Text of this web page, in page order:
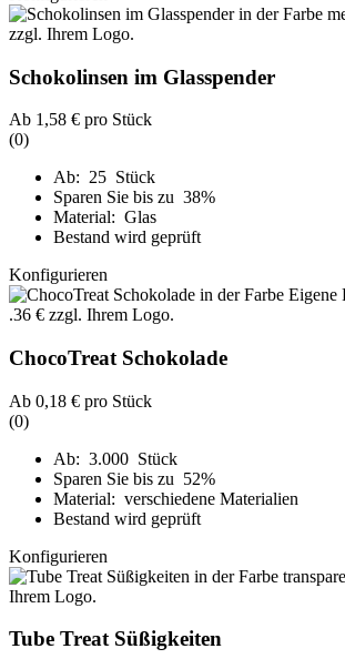
Schokolinsen im Glasspender
Ab 1,58 € pro Stück
(0)
Ab: 25 Stück
Sparen Sie bis zu 38%
Material: Glas
Bestand wird geprüft
Konfigurieren
ChocoTreat Schokolade
Ab 0,18 € pro Stück
(0)
Ab: 3.000 Stück
Sparen Sie bis zu 52%
Material: verschiedene Materialien
Bestand wird geprüft
Konfigurieren
Tube Treat Süßigkeiten